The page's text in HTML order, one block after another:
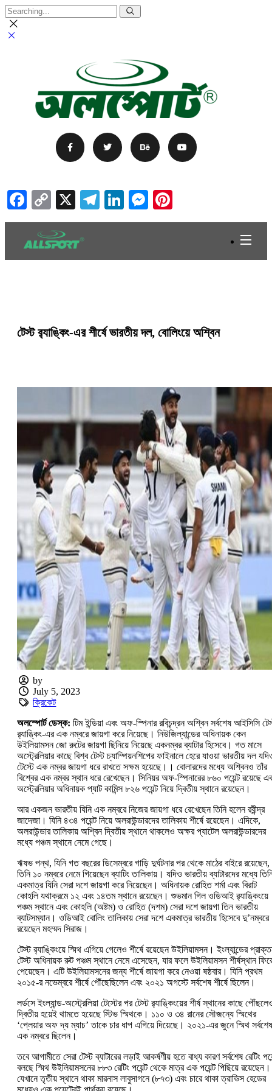
Facebook
Copy
Link
X Telegram
LinkedIn
Messenger
টেস্ট র‍্যাঙ্কিং-এর শীর্ষে ভারতীয় দল, বোলিংয়ে অশ্বিন
by
July 5, 2023
ক্রিকেট
অলস্পোর্ট ডেস্ক: টিম ইন্ডিয়া এবং অফ-স্পিনার রবিচন্দ্রন অশ্বিন সর্বশেষ আইসিসি
র‍্যাঙ্কিং-এর এক নম্বরে জায়গা করে নিয়েছে। নিউজিল্যান্ডের অধিনায়ক কেন
উইলিয়ামসন জো রুটের জায়গা ছিনিয়ে নিয়েছে একনম্বর ব্যাটার হিসেবে। গত মাসে
অস্ট্রেলিয়ার কাছে বিশ্ব টেস্ট চ্যাম্পিয়নশিপের ফাইনালে হেরে যাওয়া ভারতীয় দল
টেস্টে এক নম্বর জায়গা ধরে রাখতে সক্ষম হয়েছে।। বোলারদের মধ্যে অশ্বিনও তাঁর
বিশ্বের এক নম্বর স্থান ধরে রেখেছেন। সিনিয়র অফ-স্পিনারের ৮৬০ পয়েন্ট রয়েছে
অস্ট্রেলিয়ার অধিনায়ক প্যাট কামিন্স ৮২৬ পয়েন্ট নিয়ে দ্বিতীয় স্থানে রয়েছেন।
আর একজন ভারতীয় যিনি এক নম্বরে নিজের জায়গা ধরে রেখেছেন তিনি হলেন রবীন্দ্র
জাদেজা। যিনি ৪৩৪ পয়েন্ট নিয়ে অলরাউন্ডারদের তালিকায় শীর্ষে রয়েছেন। এদিকে,
অলরাউন্ডার তালিকায় অশ্বিন দ্বিতীয় স্থানে থাকলেও অক্ষর প্যাটেল অলরাউন্ডারদের
মধ্যে পঞ্চম স্থানে নেমে গেছে।
ঋষভ পন্থ, যিনি গত বছরের ডিসেম্বরে গাড়ি দুর্ঘটনার পর থেকে মাঠের বাইরে রয়েছেন,
তিনি ১০ নম্বরে নেমে গিয়েছেন ব্যাটিং তালিকায়। যদিও ভারতীয় ব্যাটারদের মধ্যে
একমাত্র যিনি সেরা দশে জায়গা করে নিয়েছেন। অধিনায়ক রোহিত শর্মা এবং বিরাট
কোহলি যথাক্রমে ১২ এবং ১৪তম স্থানে রয়েছেন। শুভমান গিল ওডিআই র‍্যাঙ্কিংয়ে
পঞ্চম স্থানে এবং কোহলি (অষ্টম) ও রোহিত (দশম) সেরা দশে জায়গা তিন ভারতীয়
ব্যাটসম্যান। ওডিআই বোলিং তালিকায় সেরা দশে একমাত্র ভারতীয় হিসেবে দু’নম্বরে
রয়েছেন মহম্মদ সিরাজ।
টেস্ট র‍্যাঙ্কিংয়ে স্মিথ এগিয়ে গেলেও শীর্ষে রয়েছেন উইলিয়ামসন। ইংল্যান্ডের
টেস্ট অধিনায়ক রুট পঞ্চম স্থানে নেমে এসেছেন, যার ফলে উইলিয়ামসন শীর্ষস্থান
পেয়েছেন। এটি উইলিয়ামসনের জন্য শীর্ষে জায়গা করে নেওয়া ষষ্ঠবার। যিনি প্রথম
২০১৫-র নভেম্বরে শীর্ষে পৌঁছেছিলেন এবং ২০২১ অগস্টে সর্বশেষ শীর্ষে ছিলেন।
লর্ডসে ইংল্যান্ড-অস্ট্রেলিয়া টেস্টের পর টেস্ট র‍্যাঙ্কিংয়ের শীর্ষ স্থানের কাছে
দ্বিতীয় হয়েই থামতে হয়েছে স্টিভ স্মিথকে। ১১০ ও ৩৪ রানের সৌজন্যে স্মিথের
‘প্লেয়ার অফ দ্য ম্যাচ’ তাকে চার ধাপ এগিয়ে দিয়েছে। ২০২১-এর জুনে স্মিথ সর্বশেষ
এক নম্বরে ছিলেন।
তবে আগামীতে সেরা টেস্ট ব্যাটারের লড়াই আকর্ষণীয় হতে বাধ্য কারণ সর্বশেষ রেটিং
বলছে স্মিথ উইলিয়ামসনের ৮৮৩ রেটিং পয়েন্ট থেকে মাত্র এক পয়েন্ট পিছিয়ে রয়েছেন।
যেখানে তৃতীয় স্থানে থাকা মারনাস লাবুসাগনে (৮৭৩) এবং চারে থাকা ত্রাভিস হেডের